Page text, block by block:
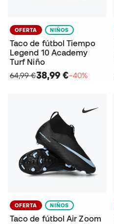
OFERTA NIÑOS
Taco de fútbol Tiempo
Legend 10 Academy
Turf Niño
64,99 €38,99 €−40%
OFERTA NIÑOS
Taco de fútbol Air Zoom